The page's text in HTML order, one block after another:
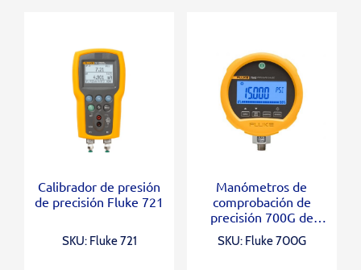
Calibrador de presión
de precisión Fluke 721
SKU: Fluke 721
Manómetros de
comprobación de
precisión 700G de
Fluke
SKU: Fluke 700G